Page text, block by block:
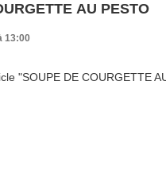
AU PESTO
13:00